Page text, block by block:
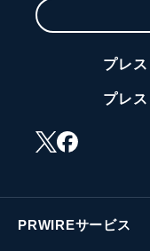
プレ
プレ
PRWIREサービス